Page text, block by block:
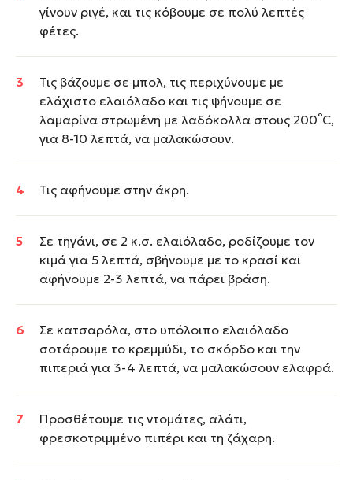
γίνουν ριγέ, και τις κόβουμε σε πολύ λεπτές
φέτες.
Τις βάζουμε σε μπολ, τις περιχύνουμε με
ελάχιστο ελαιόλαδο και τις ψήνουμε σε
λαμαρίνα στρωμένη με λαδόκολλα στους 200°C,
για 8-10 λεπτά, να μαλακώσουν.
Τις αφήνουμε στην άκρη.
Σε τηγάνι, σε 2 κ.σ. ελαιόλαδο, ροδίζουμε τον
κιμά για 5 λεπτά, σβήνουμε με το κρασί και
αφήνουμε 2-3 λεπτά, να πάρει βράση.
Σε κατσαρόλα, στο υπόλοιπο ελαιόλαδο
σοτάρουμε το κρεμμύδι, το σκόρδο και την
πιπεριά για 3-4 λεπτά, να μαλακώσουν ελαφρά.
Προσθέτουμε τις ντομάτες, αλάτι,
φρεσκοτριμμένο πιπέρι και τη ζάχαρη.